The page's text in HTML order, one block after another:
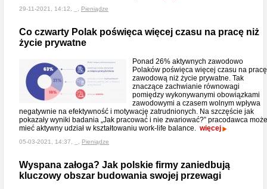
29-11-2021, 14:12, _, Pieniądze
Co czwarty Polak poświęca więcej czasu na pracę niż
życie prywatne
Ponad 26% aktywnych zawodowo
Polaków poświęca więcej czasu na pracę
zawodową niż życie prywatne. Tak
znaczące zachwianie równowagi
pomiędzy wykonywanymi obowiązkami
zawodowymi a czasem wolnym wpływa
negatywnie na efektywność i motywację zatrudnionych. Na szczęście jak
pokazały wyniki badania „Jak pracować i nie zwariować?” pracodawca może
mieć aktywny udział w kształtowaniu work-life balance. więcej
05-03-2021, 14:37, _, Pieniądze
Wyspana załoga? Jak polskie firmy zaniedbują
kluczowy obszar budowania swojej przewagi